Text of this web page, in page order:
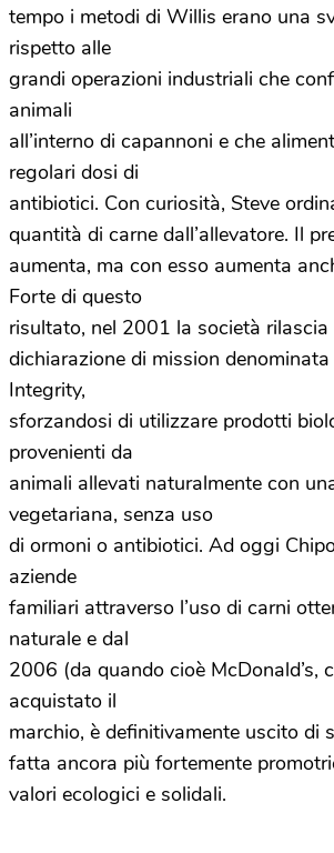
tempo i metodi di Willis erano una
rispetto alle
grandi operazioni industriali che
animali
all’interno di capannoni e che
regolari dosi di
antibiotici. Con curiosità, Steve
quantità di carne dall’allevatore. Il
aumenta, ma con esso aumenta
Forte di questo
risultato, nel 2001 la società rilascia
dichiarazione di mission
Integrity,
sforzandosi di utilizzare prodotti
provenienti da
animali allevati naturalmente con
vegetariana, senza uso
di ormoni o antibiotici. Ad oggi
aziende
familiari attraverso l’uso di carni
naturale e dal
2006 (da quando cioè McDonald’s,
acquistato il
marchio, è definitivamente uscito di
fatta ancora più fortemente
valori ecologici e solidali.